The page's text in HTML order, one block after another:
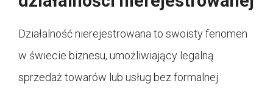
Działalność nierejestrowana to swoisty fenomen
w świecie biznesu, umożliwiający legalną
sprzedaż towarów lub usług bez formalnej